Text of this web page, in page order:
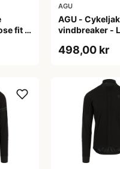
fit -
AGU
AGU -
vindbreaker -
498,00 kr